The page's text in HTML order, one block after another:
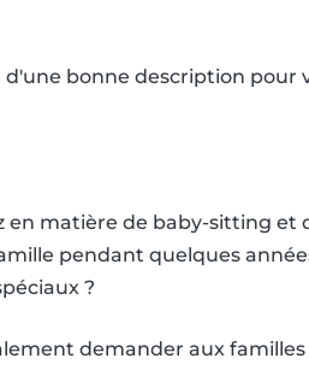
bonne description pour
en matière de baby-sitting et
pendant quelques
?
demander aux familles